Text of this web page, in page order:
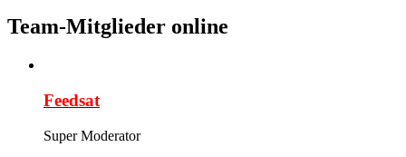
Team-Mitglieder online
Feedsat
Super Moderator